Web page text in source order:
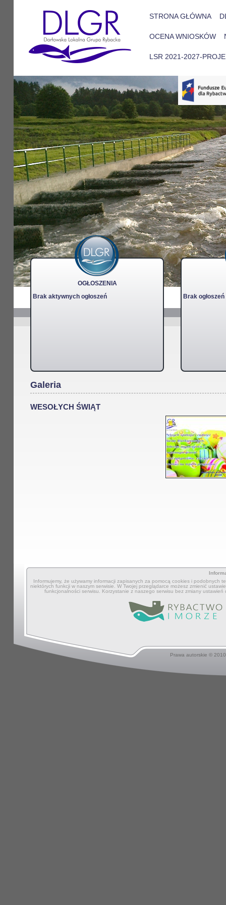
STRONA GŁÓWNA
OCENA WNIOSKÓW
LSR 2021-2027-
OGŁOSZENIA
Brak aktywnych ogłoszeń
Brak
Galeria
WESOŁYCH ŚWIĄT
Informujemy, że używamy informacji zapisanych za pomocą cookies i podobnych
niektórych funkcji w naszym serwisie. W Twojej przeglądarce możesz zmienić
funkcjonalności serwisu. Korzystanie z naszego serwisu bez zmiany
Prawa autorskie ©